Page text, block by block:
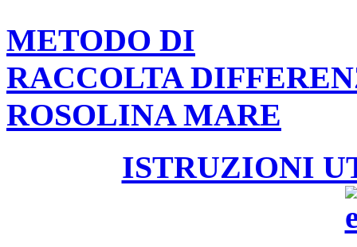
METODO DI
RACCOLTA
ROSOLINA MARE
ISTRUZIONI